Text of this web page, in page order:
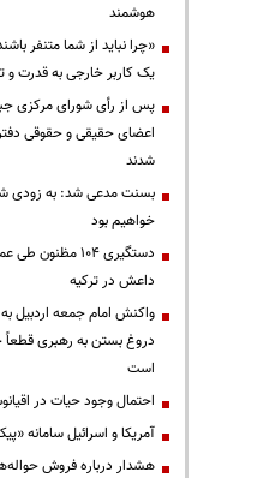
هوشمند
«چرا نباید از شما متنفر
یک کاربر خارجی به قدرت و
پس از رأی شورای مرکزی
اعضای حقیقی و حقوقی
شدند
بسنت مدعی شد: به زودی
خواهیم بود
دستگیری ۱۰۴
داعش در ترکیه
واکنش امام جمعه اردبیل
دروغ بستن به رهبری قطعاً
است
احتمال وجود حیات در
آمریکا و اسرائیل سامانه
هشدار درباره فروش